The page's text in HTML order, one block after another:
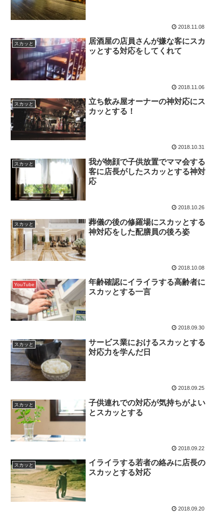
2018.11.08
スカッと
居酒屋の店員さんが嫌な客にスカ
ッとする対応をしてくれて
2018.11.06
スカッと
立ち飲み屋オーナーの神対応にス
カッとする！
2018.10.31
スカッと
我が物顔で子供放置でママ会する
客に店長がしたスカッとする神対
応
2018.10.26
スカッと
葬儀の後の修羅場にスカッとする
神対応をした配膳員の後ろ姿
2018.10.08
YouTube
年齢確認にイライラする高齢者に
スカッとする一言
2018.09.30
スカッと
サービス業におけるスカッとする
対応力を学んだ日
2018.09.25
スカッと
子供連れでの対応が気持ちがよい
とスカッとする
2018.09.22
スカッと
イライラする若者の絡みに店長の
スカッとする対応
2018.09.20